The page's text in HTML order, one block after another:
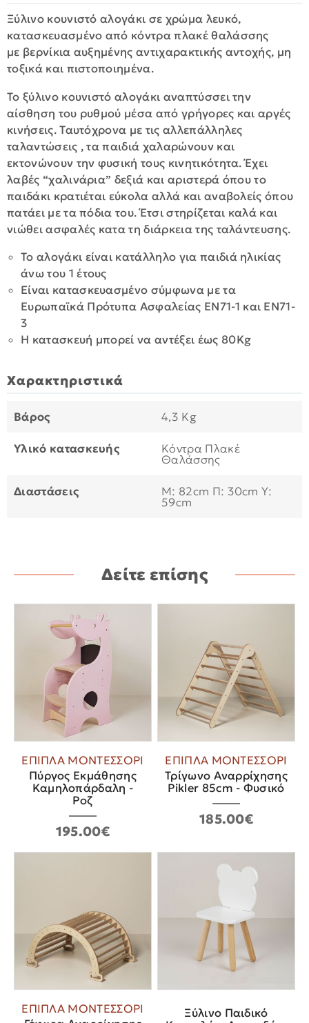
Ξύλινο κουνιστό αλογάκι σε χρώμα λευκό,
κατασκευασμένο από κόντρα πλακέ θαλάσσης
με βερνίκια αυξημένης αντιχαρακτικής αντοχής, μη
τοξικά και πιστοποιημένα.
Το ξύλινο κουνιστό αλογάκι αναπτύσσει την
αίσθηση του ρυθμού μέσα από γρήγορες και αργές
κινήσεις. Ταυτόχρονα με τις αλλεπάλληλες
ταλαντώσεις , τα παιδιά χαλαρώνουν και
εκτονώνουν την φυσική τους κινητικότητα. Έχει
λαβές “χαλινάρια” δεξιά και αριστερά όπου το
παιδάκι κρατιέται εύκολα αλλά και αναβολείς όπου
πατάει με τα πόδια του. Έτσι στηρίζεται καλά και
νιώθει ασφαλές κατα τη διάρκεια της ταλάντευσης.
Το αλογάκι είναι κατάλληλο για παιδιά ηλικίας
άνω του 1 έτους
Είναι κατασκευασμένο σύμφωνα με τα
Ευρωπαϊκά Πρότυπα Ασφαλείας ΕΝ71-1 και ΕΝ71-
3
Η κατασκευή μπορεί να αντέξει έως 80Kg
Χαρακτηριστικά
Βάρος 4,3 Kg
Υλικό κατασκευής Κόντρα Πλακέ
Θαλάσσης
Διαστάσεις Μ: 82cm Π: 30cm Υ:
59cm
Δείτε επίσης
ΕΠΙΠΛΑ ΜΟΝΤΕΣΣΟΡΙ
Πύργος Εκμάθησης
Καμηλοπάρδαλη -
Ροζ
195.00€
ΕΠΙΠΛΑ ΜΟΝΤΕΣΣΟΡΙ
Τρίγωνο Αναρρίχησης
Pikler 85cm - Φυσικό
185.00€
ΕΠΙΠΛΑ ΜΟΝΤΕΣΣΟΡΙ
Ξύλινο Παιδικό